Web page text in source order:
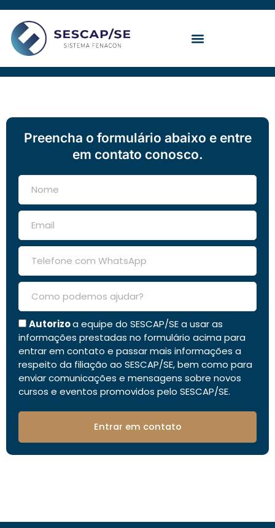
conteúdo
Preencha o formulário abaixo e entre
em contato conosco.
Autorizoa equipe do SESCAP/SE a usar as
informações prestadas no formulário acima para
entrar em contato e passar mais informações a
respeito da filiação ao SESCAP/SE, bem como para
enviar comunicações e mensagens sobre novos
cursos e eventos promovidos pelo SESCAP/SE.
Entrar em contato